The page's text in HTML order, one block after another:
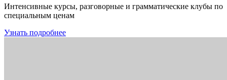
Интенсивные курсы, разговорные и грамматические клубы по
специальным ценам
Узнать подробнее